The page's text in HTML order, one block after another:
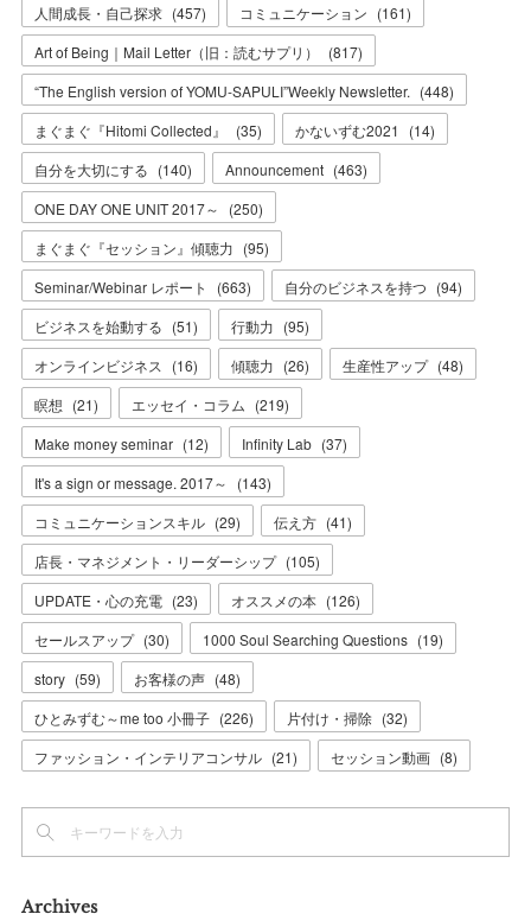
人間成長・自己探求 (457) コミュニケーション (161)
Art of Being｜Mail Letter（旧：読むサプリ）
(817)
“The English version of YOMU-SAPULI”Weekly Newsletter. (448)
まぐまぐ『Hitomi Collected』
(35) かないずむ2021 (14)
自分を大切にする (140) Announcement (463)
ONE DAY ONE UNIT 2017～
(250)
まぐまぐ『セッション』傾聴力 (95)
Seminar/Webinar レポート
(663) 自分のビジネスを持つ (94)
ビジネスを始動する (51) 行動力 (95)
オンラインビジネス
(16) 傾聴力 (26) 生産性アップ (48)
瞑想 (21) エッセイ・コラム (219)
Make money seminar (12) Infinity Lab (37)
It's a sign or message. 2017～
(143)
コミュニケーションスキル (29) 伝え方 (41)
店長・マネジメント・リーダーシップ (105)
UPDATE・心の充電 (23) オススメの本 (126)
セールスアップ (30) 1000 Soul Searching Questions (19)
story (59) お客様の声 (48)
ひとみずむ～me too 小冊子 (226) 片付け・掃除 (32)
ファッション・インテリアコンサル (21) セッション動画 (8)
Archives